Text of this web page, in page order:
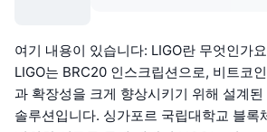
여기 내용이 있습니다: LIGO란 무엇인가
LIGO는 BRC20 인스크립션으로, 비트코
과 확장성을 크게 향상시키기 위해 설계
솔루션입니다. 싱가포르 국립대학교 블록